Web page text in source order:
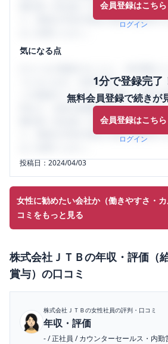
会員登録はこちら
ログイン
輩社員（元社員）の口コミを通して、
り、将来の不安や現在の悩みを解消す
気になる点
1分で登録完了
無料会員登録で続きが
会員登録はこちら
ログイン
うになります。SHEHUB(シーハブ)は
ミの投稿サイトです。給与面・女性の
判など、女性の転職は気にすべき点が
輩社員（元社員）の口コミを通して、
り、将来の不安や現在の悩みを解消す
投稿日：2024/04/03
女性に勧めたい会社か（働きやすさ・
コミをもっと見る
株式会社ＪＴＢの年収・評価（
賞与） の口コミ
株式会社ＪＴＢの女性社員の評判・口コミ
年収・評価
-/正社員 /カウンターセールス・内勤